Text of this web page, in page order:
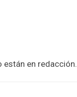
están en redacción.